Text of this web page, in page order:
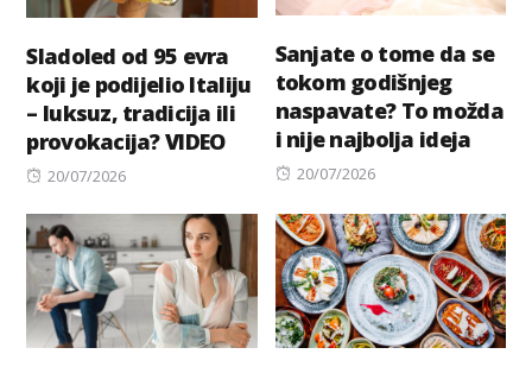
Sladoled od 95 evra
koji je podijelio Italiju
– luksuz, tradicija ili
provokacija? VIDEO
Posted
20/07/2026
Sanjate o tome da se
tokom godišnjeg
naspavate? To možda
i nije najbolja ideja
Posted
20/07/2026